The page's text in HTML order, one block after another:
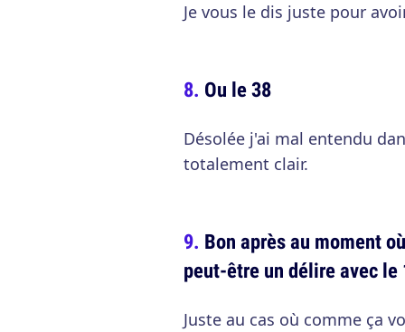
Je vous le dis juste pour
Ou le 38
Désolée j'ai mal entendu
totalement clair.
Bon après au moment
peut-être un délire avec le
Juste au cas où comme ça